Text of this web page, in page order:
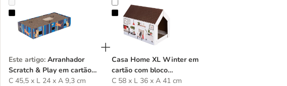
Arranhador Scratch & Play em cartão para gatos
Este artigo: Arranhador
Scratch & Play em cartão
para gatos
C 45,5 x L 24 x A 9,3 cm
Casa Home XL Winter em cartão com bloco
Casa Home XL Winter em
cartão com bloco
arranhador para gatos
C 58 x L 36 x A 41 cm